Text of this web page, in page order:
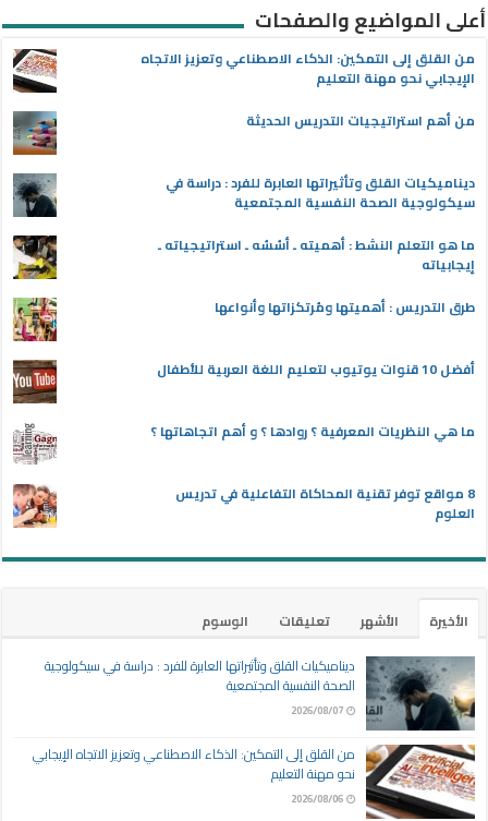
أعلى المواضيع والصفحات
من القلق إلى التمكين: الذكاء الاصطناعي وتعزيز الاتجاه
الإيجابي نحو مهنة التعليم
من أهم استراتيجيات التدريس الحديثة
ديناميكيات القلق وتأثيراتها العابرة للفرد : دراسة في
سيكولوجية الصحة النفسية المجتمعية
ما هو التعلم النشط : أهميته ـ أسُسُه ـ استراتيجياته ـ
إيجابياته
طرق التدريس : أهميتها ومُرتكزاتها وأنواعها
أفضل 10 قنوات يوتيوب لتعليم اللغة العربية للأطفال
ما هي النظريات المعرفية ؟ روادها ؟ و أهم اتجاهاتها ؟
8 مواقع توفر تقنية المحاكاة التفاعلية في تدريس
العلوم
الأخيرة الأشهر تعليقات
الوسوم
ديناميكيات القلق وتأثيراتها العابرة للفرد : دراسة في سيكولوجية
الصحة النفسية المجتمعية
2026/08/07
من القلق إلى التمكين: الذكاء الاصطناعي وتعزيز الاتجاه الإيجابي
نحو مهنة التعليم
2026/08/06